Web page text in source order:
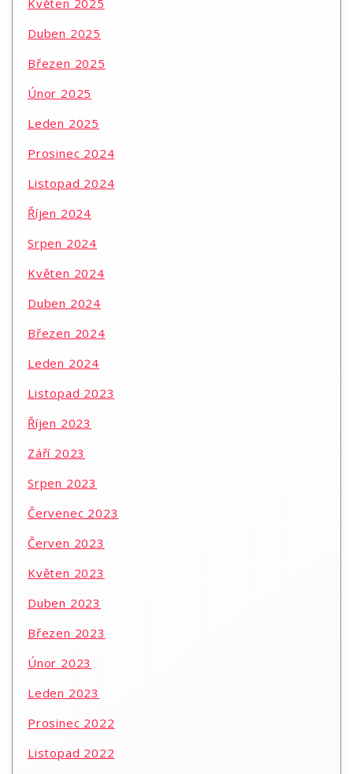
Květen 2025
Duben 2025
Březen 2025
Únor 2025
Leden 2025
Prosinec 2024
Listopad 2024
Říjen 2024
Srpen 2024
Květen 2024
Duben 2024
Březen 2024
Leden 2024
Listopad 2023
Říjen 2023
Září 2023
Srpen 2023
Červenec 2023
Červen 2023
Květen 2023
Duben 2023
Březen 2023
Únor 2023
Leden 2023
Prosinec 2022
Listopad 2022